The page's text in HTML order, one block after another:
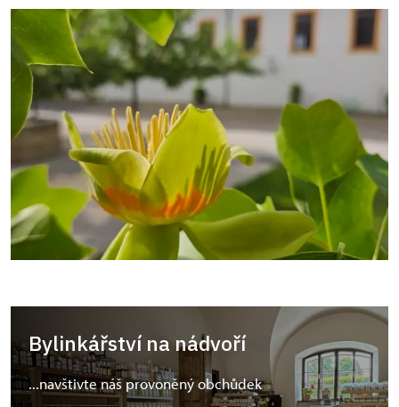
Bylinkářství na nádvoří
...navštivte náš provoněný obchůdek